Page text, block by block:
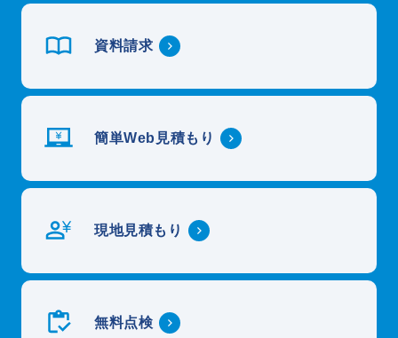
資料請求
簡単Web見積もり
現地見積もり
無料点検